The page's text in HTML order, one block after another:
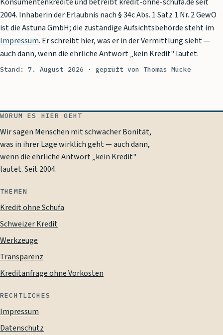
2004. Inhaberin der Erlaubnis nach § 34c Abs. 1 Satz 1 Nr. 2 GewO
ist dieAstuna GmbH; die zuständige Aufsichtsbehörde steht im
Impressum. Er schreibt hier, was er in der Vermittlung sieht —
auch dann, wenn die ehrliche Antwort „kein Kredit" lautet.
Stand: 7. August 2026 · geprüft von Thomas Mücke
WORUM ES HIER GEHT
Wir sagen Menschen mit schwacher Bonität,
was in ihrer Lage wirklich geht — auch dann,
wenn die ehrliche Antwort „kein Kredit"
lautet. Seit2004.
THEMEN
Kredit ohne Schufa
Schweizer Kredit
Werkzeuge
Transparenz
Kreditanfrage ohne Vorkosten
RECHTLICHES
Impressum
Datenschutz